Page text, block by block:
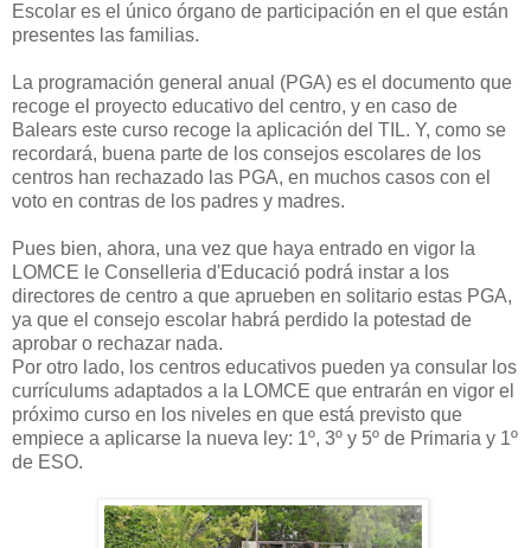
Escolar es el único órgano de participación en el que están
presentes las familias.
La programación general anual (PGA) es el documento que
recoge el proyecto educativo del centro, y en caso de
Balears este curso recoge la aplicación del TIL. Y, como se
recordará, buena parte de los consejos escolares de los
centros han rechazado las PGA, en muchos casos con el
voto en contras de los padres y madres.
Pues bien, ahora, una vez que haya entrado en vigor la
LOMCE le Conselleria d'Educació podrá instar a los
directores de centro a que aprueben en solitario estas PGA,
ya que el consejo escolar habrá perdido la potestad de
aprobar o rechazar nada.
Por otro lado, los centros educativos pueden ya consular los
currículums adaptados a la LOMCE que entrarán en vigor el
próximo curso en los niveles en que está previsto que
empiece a aplicarse la nueva ley: 1º, 3º y 5º de Primaria y 1º
de ESO.